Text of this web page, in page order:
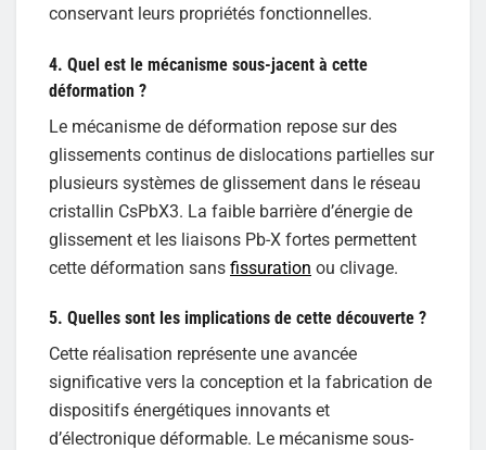
conservant leurs propriétés fonctionnelles.
4. Quel est le mécanisme sous-jacent à cette
déformation ?
Le mécanisme de déformation repose sur des
glissements continus de dislocations partielles sur
plusieurs systèmes de glissement dans le réseau
cristallin CsPbX3. La faible barrière d’énergie de
glissement et les liaisons Pb-X fortes permettent
cette déformation sans fissuration ou clivage.
5. Quelles sont les implications de cette découverte ?
Cette réalisation représente une avancée
significative vers la conception et la fabrication de
dispositifs énergétiques innovants et
d’électronique déformable. Le mécanisme sous-